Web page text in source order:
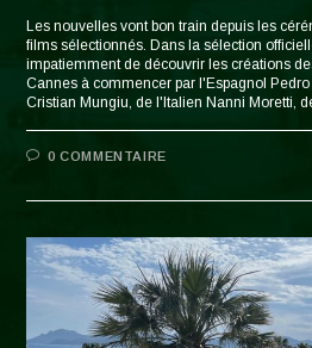
Les nouvelles vont bon train depuis les
films sélectionnés. Dans la sélection
impatiemment de découvrir les créations
Cannes à commencer par l'Espagnol
Cristian Mungiu, de l'Italien Nanni Moretti,
0 COMMENTAIRE